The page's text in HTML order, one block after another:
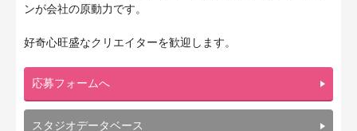
ンが会社の原動力です。
好奇心旺盛なクリエイターを歓迎します。
応募フォームへ
スタジオデータベース